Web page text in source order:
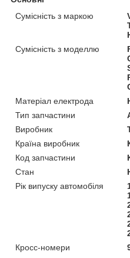
Сумісність з маркою
Сумісність з моделлю
Матеріал електрода
Тип запчастини
Виробник
Країна виробник
Код запчастини
Стан
Рік випуску автомобіля
Кросс-номери